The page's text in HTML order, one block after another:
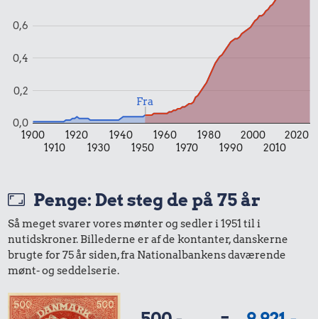
1900
1910
1920
1930
1940
1950
1960
1970
1980
1990
2000
2010
2020
0,0
0,2
0,4
0,6
Fra
Penge: Det steg de på 75 år
Så meget svarer vores mønter og sedler i 1951 til i
nutidskroner. Billederne er af de kontanter, danskerne
brugte for 75 år siden, fra Nationalbankens daværende
mønt- og seddelserie.